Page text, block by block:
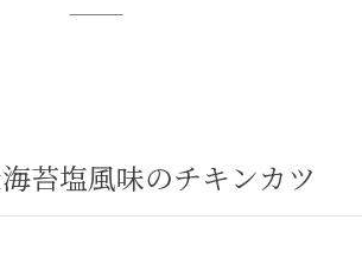
苔塩風味のチキンカツ